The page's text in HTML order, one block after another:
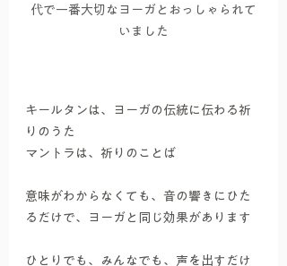
代で一番大切なヨーガとおっしゃられて
いました
キールタンは、ヨーガの伝統に伝わる祈
りのうた
マントラは、祈りのことば
意味がわからなくても、音の響きにひた
るだけで、ヨーガと同じ効果があります
ひとりでも、みんなでも、声を出すだけ